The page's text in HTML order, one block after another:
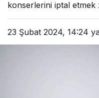
konserlerini iptal etmek
23 Şubat 2024, 14:24